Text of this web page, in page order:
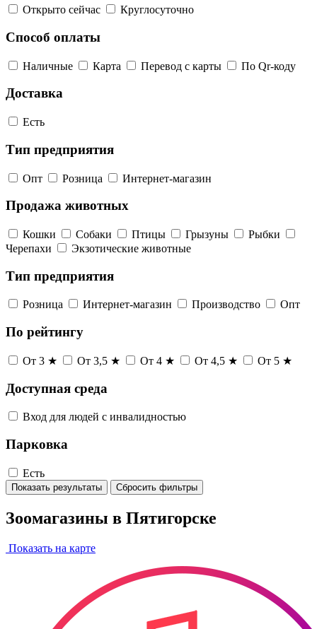
Открыто сейчас Круглосуточно
Способ оплаты
Наличные Карта Перевод с карты По Qr-коду
Доставка
Есть
Тип предприятия
Опт Розница Интернет-магазин
Продажа животных
Кошки Собаки Птицы Грызуны
Рыбки
Черепахи
Экзотические животные
Тип предприятия
Розница Интернет-магазин Производство Опт
По рейтингу
От 3 ★ От 3,5 ★ От 4 ★ От 4,5 ★ От 5 ★
Доступная среда
Вход для людей с инвалидностью
Парковка
Есть
Показать результаты Сбросить фильтры
Зоомагазины в Пятигорске
Показать на карте